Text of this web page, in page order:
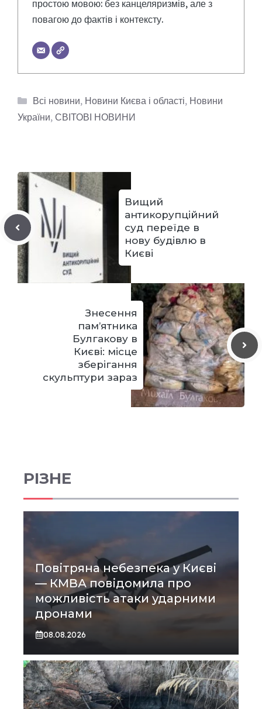
простою мовою: без канцеляризмів, але з
повагою до фактів і контексту.
Категорії
Всі новини, Новини Києва і області, Новини
України, СВІТОВІ НОВИНИ
Вищий
антикорупційний
суд переїде в
нову будівлю в
Києві
Знесення
пам’ятника
Булгакову в
Києві: місце
зберігання
скульптури зараз
РІЗНЕ
Повітряна небезпека у Києві
— КМВА повідомила про
можливість атаки ударними
дронами
08.08.2026